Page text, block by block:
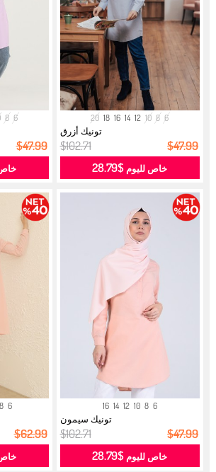
6
8
10
12
14
16
18
20
تونيك أزرق
$102.71 $47.99
خاص لليوم $28.79
6
8
$47.99
6
8
10
12
14
16
تونيك سيمون
$102.71 $47.99
خاص لليوم $28.79
6
8
$62.99